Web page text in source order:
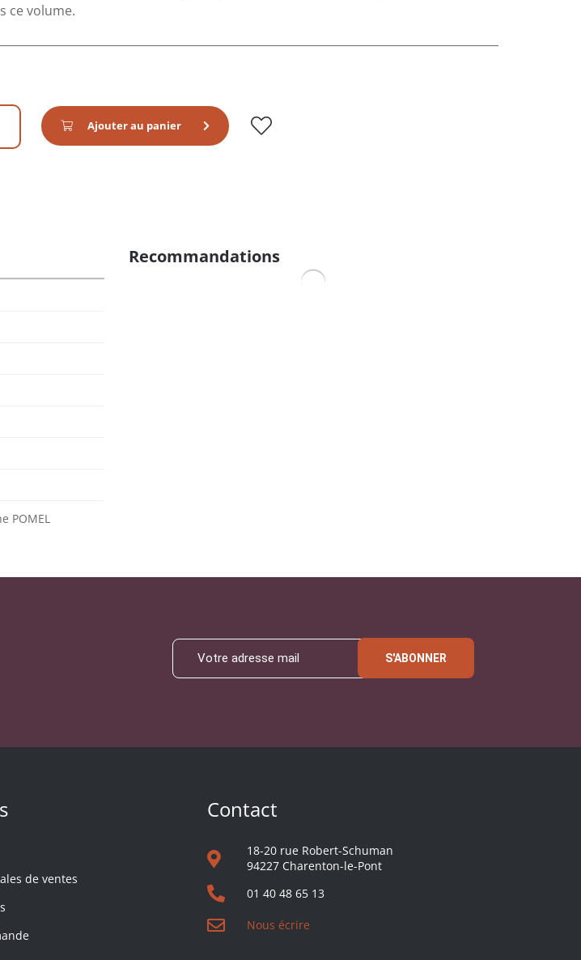
ce volume.
Ajouter au panier
POMEL
Recommandations
S'ABONNER
de ventes
Contact
18-20 rue Robert-Schuman
94227 Charenton-le-Pont
01 40 48 65 13
Nous écrire